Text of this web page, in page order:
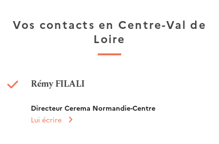
Vos contacts en Centre-Val de
Loire
Rémy FILALI
Directeur Cerema Normandie-Centre
Lui écrire